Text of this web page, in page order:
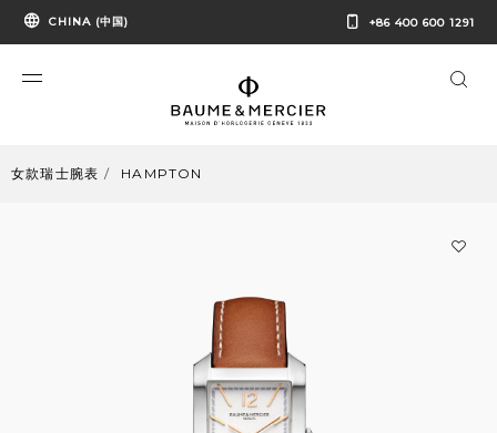
CHINA (中国) +86 400 600 1291
女款瑞士腕表 HAMPTON